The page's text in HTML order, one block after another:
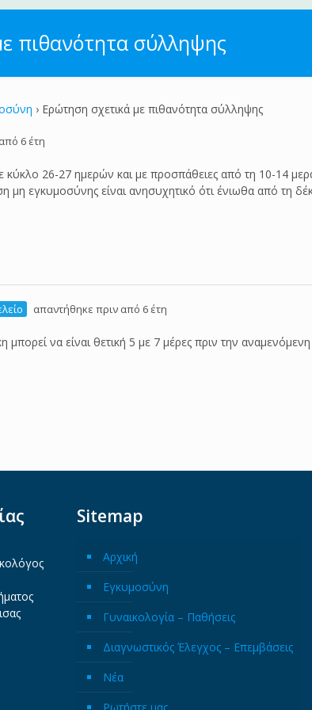
πιθανότητα σύλληψης
› Ερώτηση σχετικά με πιθανότητα σύλληψης
6 έτη
κύκλο 26-27 ημερών και με προσπάθειες από τη 10-14
μη εγκυμοσύνης είναι ανησυχητικό ότι ένιωθα από τη
απαντήθηκε πριν από 6 έτη
να είναι θετική 5 με 7 μέρες πριν την
Sitemap
Αρχική
Εγκυμοσύνη
Γυναικολογία – Παθήσεις
Διαγνωστικός Έλεγχος – Επεμβάσεις
Νέα